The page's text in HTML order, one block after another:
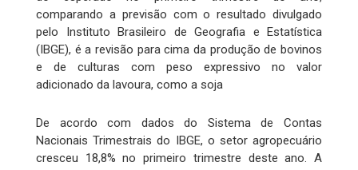
comparando a previsão com o resultado divulgado
pelo Instituto Brasileiro de Geografia e Estatística
(IBGE), é a revisão para cima da produção de bovinos
e de culturas com peso expressivo no valor
adicionado da lavoura, como a soja
De acordo com dados do Sistema de Contas
Nacionais Trimestrais do IBGE, o setor agropecuário
cresceu 18,8% no primeiro trimestre deste ano. A